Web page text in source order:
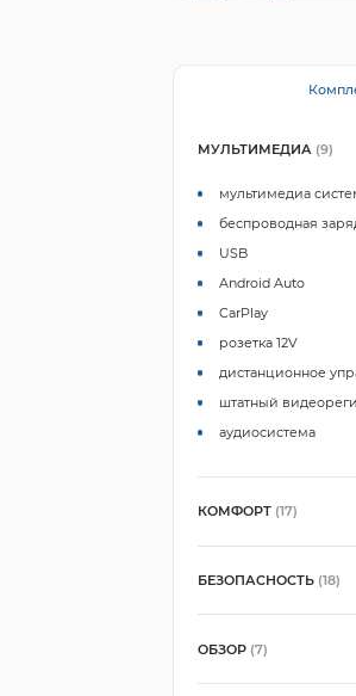
МУЛЬТИМЕДИА (9)
мультимедиа
беспроводная
USB
Android Auto
CarPlay
розетка 12V
дистанционное
штатный
аудиосистема
КОМФОРТ (17)
БЕЗОПАСНОСТЬ (18)
ОБЗОР (7)